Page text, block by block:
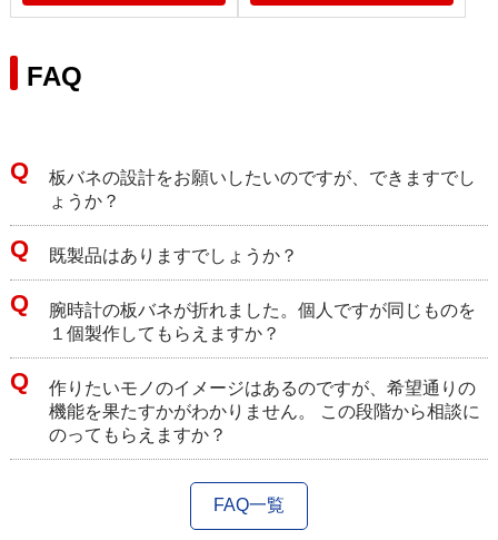
FAQ
板バネの設計をお願いしたいのですが、できますでし
ょうか？
既製品はありますでしょうか？
腕時計の板バネが折れました。個人ですが同じものを
１個製作してもらえますか？
作りたいモノのイメージはあるのですが、希望通りの
機能を果たすかがわかりません。 この段階から相談に
のってもらえますか？
FAQ一覧